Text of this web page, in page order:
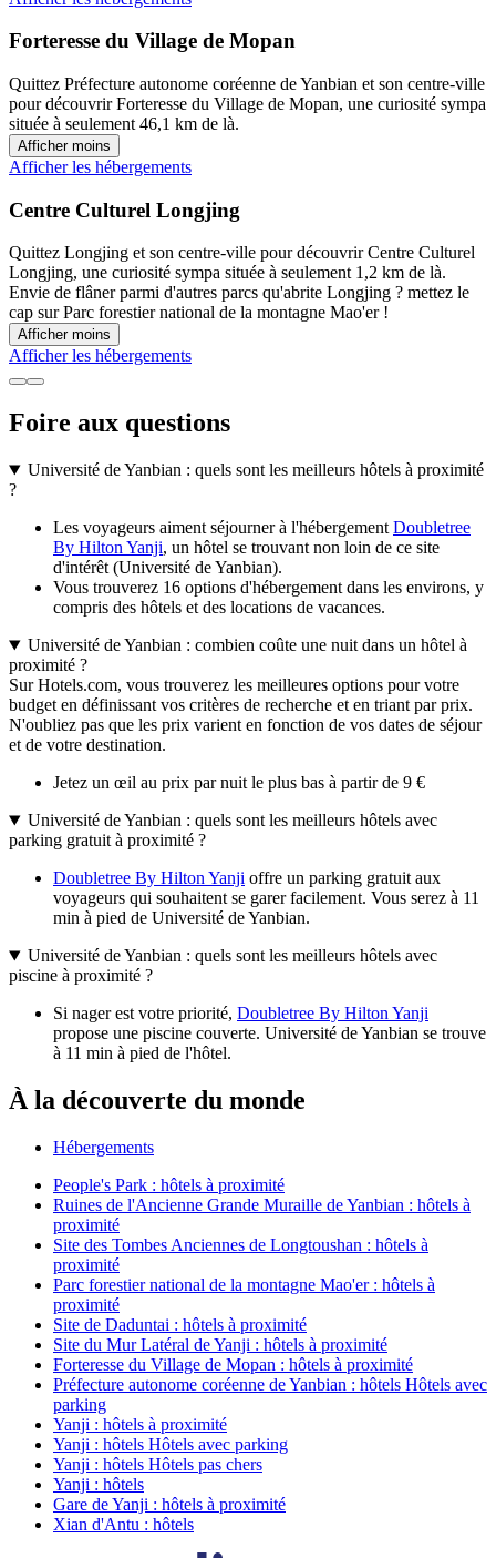
Forteresse du Village de Mopan
Quittez Préfecture autonome coréenne de Yanbian et son centre-ville
pour découvrir Forteresse du Village de Mopan, une curiosité sympa
située à seulement 46,1 km de là.
Afficher moins
Afficher les hébergements
Centre Culturel Longjing
Quittez Longjing et son centre-ville pour découvrir Centre Culturel
Longjing, une curiosité sympa située à seulement 1,2 km de là.
Envie de flâner parmi d'autres parcs qu'abrite Longjing ? mettez le
cap sur Parc forestier national de la montagne Mao'er !
Afficher moins
Afficher les hébergements
Foire aux questions
Université de Yanbian : quels sont les meilleurs hôtels à proximité
?
Les voyageurs aiment séjourner à l'hébergement Doubletree
By Hilton Yanji, un hôtel se trouvant non loin de ce site
d'intérêt (Université de Yanbian).
Vous trouverez 16 options d'hébergement dans les environs, y
compris des hôtels et des locations de vacances.
Université de Yanbian : combien coûte une nuit dans un hôtel à
proximité ?
Sur Hotels.com, vous trouverez les meilleures options pour votre
budget en définissant vos critères de recherche et en triant par prix.
N'oubliez pas que les prix varient en fonction de vos dates de séjour
et de votre destination.
Jetez un œil au prix par nuit le plus bas à partir de 9 €
Université de Yanbian : quels sont les meilleurs hôtels avec
parking gratuit à proximité ?
Doubletree By Hilton Yanji offre un parking gratuit aux
voyageurs qui souhaitent se garer facilement. Vous serez à 11
min à pied de Université de Yanbian.
Université de Yanbian : quels sont les meilleurs hôtels avec
piscine à proximité ?
Si nager est votre priorité, Doubletree By Hilton Yanji
propose une piscine couverte. Université de Yanbian se trouve
à 11 min à pied de l'hôtel.
À la découverte du monde
Hébergements
People's Park : hôtels à proximité
Ruines de l'Ancienne Grande Muraille de Yanbian : hôtels à
proximité
Site des Tombes Anciennes de Longtoushan : hôtels à
proximité
Parc forestier national de la montagne Mao'er : hôtels à
proximité
Site de Daduntai : hôtels à proximité
Site du Mur Latéral de Yanji : hôtels à proximité
Forteresse du Village de Mopan : hôtels à proximité
Préfecture autonome coréenne de Yanbian : hôtels Hôtels avec
parking
Yanji : hôtels à proximité
Yanji : hôtels Hôtels avec parking
Yanji : hôtels Hôtels pas chers
Yanji : hôtels
Gare de Yanji : hôtels à proximité
Xian d'Antu : hôtels